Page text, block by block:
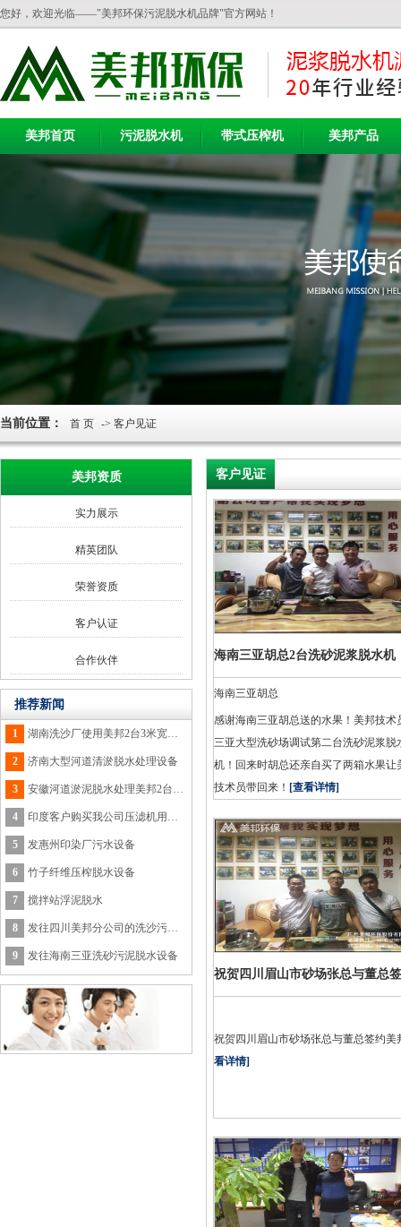
您好，欢迎光临——"美邦环保污泥脱水机品牌"官方网站！
美邦首页 污泥脱水机 带式压榨机 美邦产品
当前位置： 首 页 -> 客户见证
美邦资质
实力展示
精英团队
荣誉资质
客户认证
合作伙伴
推荐新闻
1 湖南洗沙厂使用美邦2台3米宽脱水设备
2 济南大型河道清淤脱水处理设备
3 安徽河道淤泥脱水处理美邦2台3米设备
4 印度客户购买我公司压滤机用于木糠脱水
5 发惠州印染厂污水设备
6 竹子纤维压榨脱水设备
7 搅拌站浮泥脱水
8 发往四川美邦分公司的洗沙污泥处理设备
9 发往海南三亚洗砂污泥脱水设备
客户见证
海南三亚胡总2台洗砂泥浆脱水机
海南三亚胡总
感谢海南三亚胡总送的水果！美邦技术
三亚大型洗砂场调试第二台洗砂泥浆脱
机！回来时胡总还亲自买了两箱水果让
技术员带回来！ [查看详情]
祝贺四川眉山市砂场张总与董总​
祝贺四川眉山市砂场张总与董总​签约美
看详情]